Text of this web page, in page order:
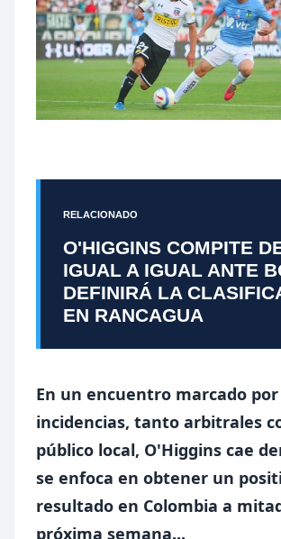
RELACIONADO
O'HIGGINS COMPITE
IGUAL A IGUAL ANTE
DEFINIRÁ LA
EN RANCAGUA
En un encuentro marcado por
incidencias, tanto arbitrales
público local, O'Higgins cae
se enfoca en obtener un
resultado en Colombia a
próxima semana...